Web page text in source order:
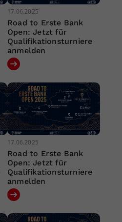
17.06.2025
Road to Erste Bank
Open: Jetzt für
Qualifikationsturniere
anmelden
17.06.2025
Road to Erste Bank
Open: Jetzt für
Qualifikationsturniere
anmelden